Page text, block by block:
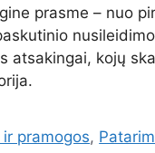
prasme – nuo
atsakingai, kojų
pramogos,